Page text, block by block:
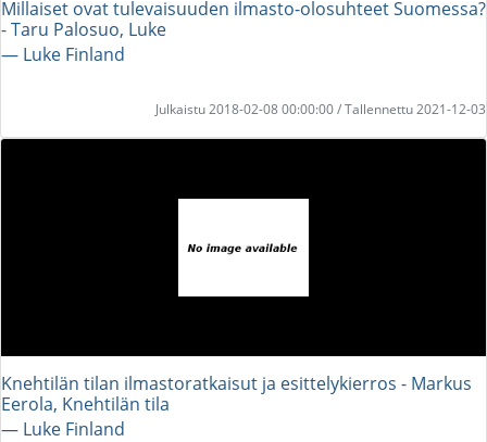
Millaiset ovat tulevaisuuden ilmasto-olosuhteet Suomessa?
- Taru Palosuo, Luke
― Luke Finland
Julkaistu 2018-02-08 00:00:00 / Tallennettu 2021-12-03
Knehtilän tilan ilmastoratkaisut ja esittelykierros - Markus
Eerola, Knehtilän tila
― Luke Finland